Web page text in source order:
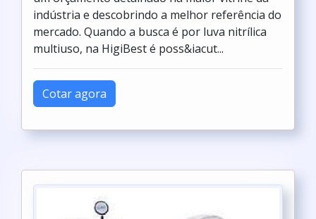
indústria e descobrindo a melhor referência do
mercado. Quando a busca é por luva nitrílica
multiuso, na HigiBest é poss&iacut...
Cotar agora